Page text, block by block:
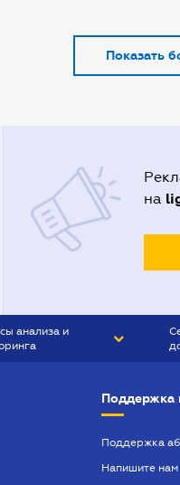
Адвокаты в
Адвокаты в
Адвокаты в
Показать
на
анализа и
Поддержка
Поддержка
Напишите нам